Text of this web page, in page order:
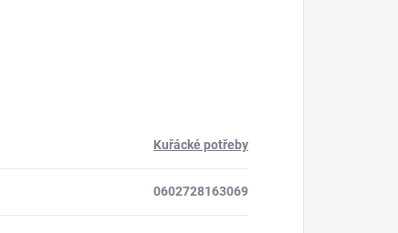
Kuřácké potřeby
0602728163069